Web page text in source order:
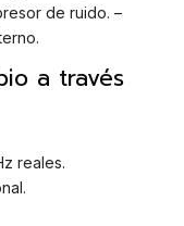
de ruido. –
a través
reales.